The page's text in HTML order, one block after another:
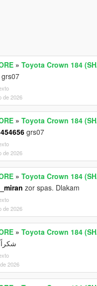
» Toyota Crown 184
grs07
de 2026
» Toyota Crown 184
grs07
de 2026
» Toyota Crown 184
zor spas. Dlakam
de 2026
» Toyota Crown 184
شكراً
2026